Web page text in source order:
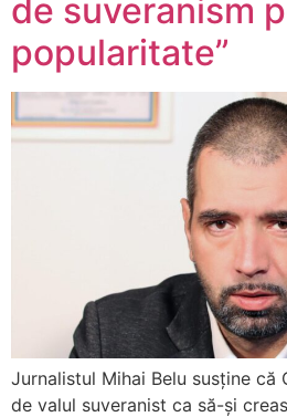
de suveranism
popularitate”
Jurnalistul Mihai Belu susține că
de valul suveranist ca să-și